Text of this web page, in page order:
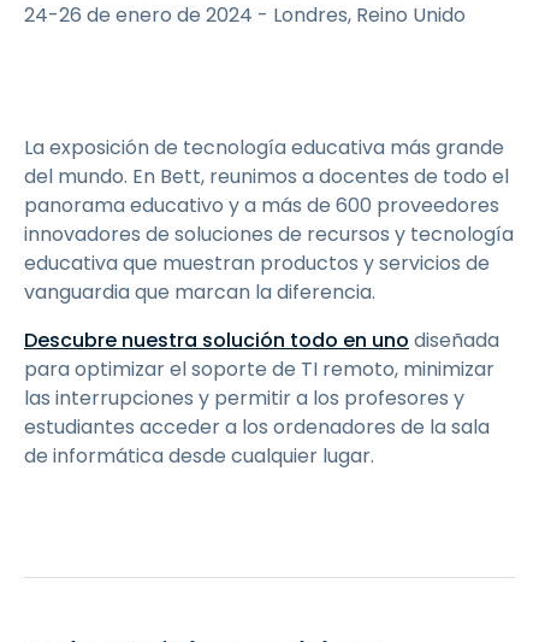
24-26 de enero de 2024 - Londres, Reino Unido
La exposición de tecnología educativa más grande
del mundo. En Bett, reunimos a docentes de todo el
panorama educativo y a más de 600 proveedores
innovadores de soluciones de recursos y tecnología
educativa que muestran productos y servicios de
vanguardia que marcan la diferencia.
Descubre nuestra solución todo en uno diseñada
para optimizar el soporte de TI remoto, minimizar
las interrupciones y permitir a los profesores y
estudiantes acceder a los ordenadores de la sala
de informática desde cualquier lugar.